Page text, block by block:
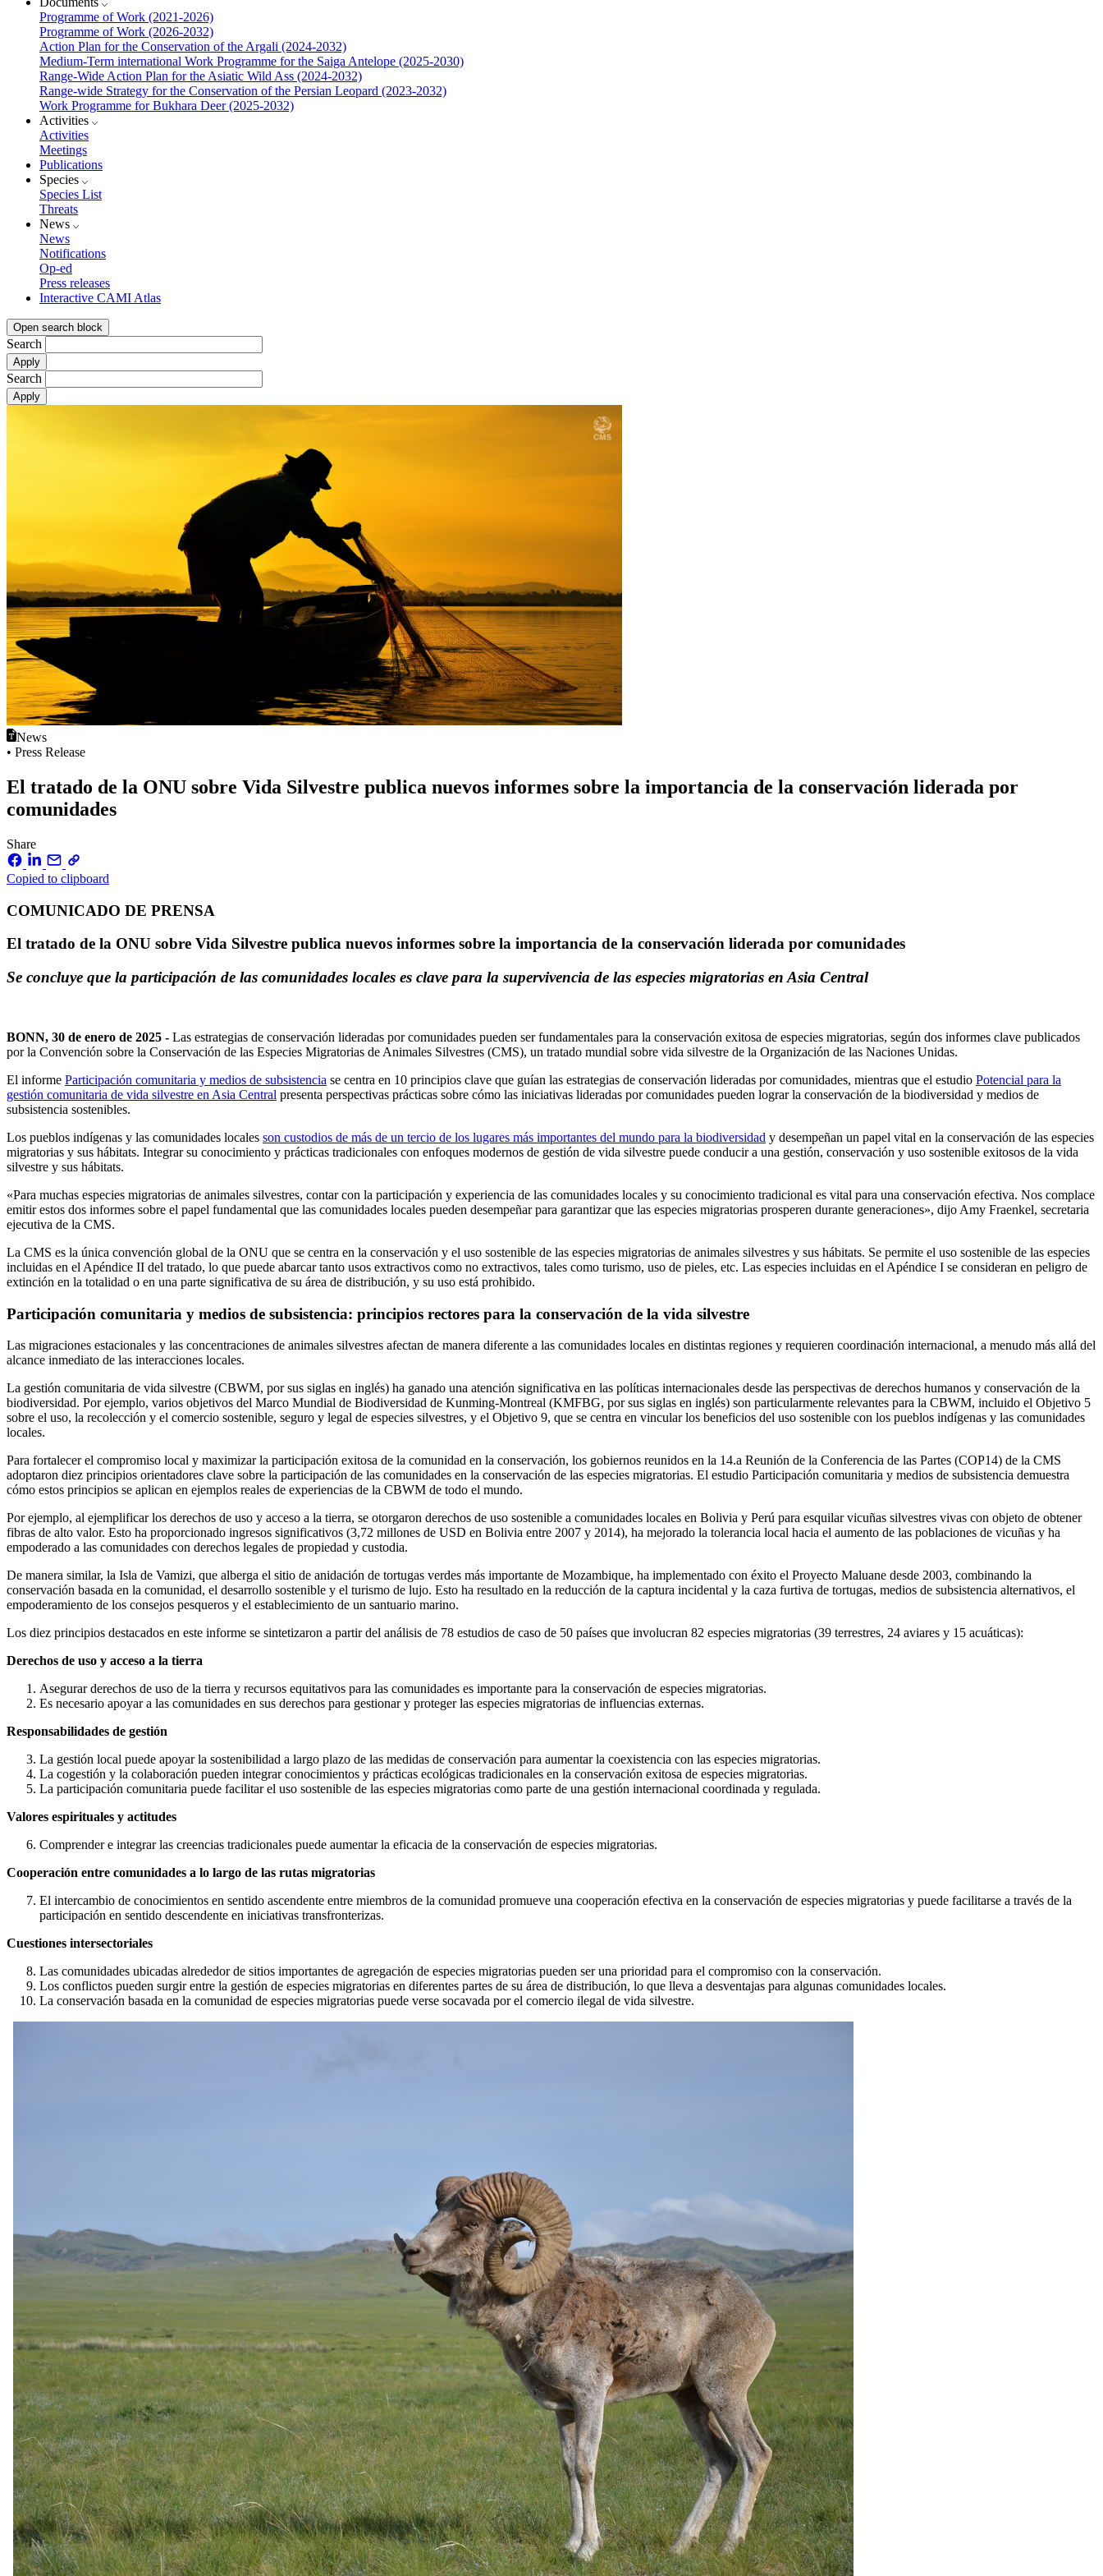
Programme of Work (2021-2026)
Programme of Work (2026-2032)
Action Plan for the Conservation of the Argali (2024-2032)
Medium-Term international Work Programme for the Saiga Antelope (2025-2030)
Range-Wide Action Plan for the Asiatic Wild Ass (2024-2032)
Range-wide Strategy for the Conservation of the Persian Leopard (2023-2032)
Work Programme for Bukhara Deer (2025-2032)
Activities
Activities
Meetings
Publications
Species
Species List
Threats
News
News
Notifications
Op-ed
Press releases
Interactive CAMI Atlas
Open search block
Search
Search
News
• Press Release
El tratado de la ONU sobre Vida Silvestre publica nuevos informes sobre la importancia de la conservación liderada por
comunidades
Share
Copied to clipboard
COMUNICADO DE PRENSA
El tratado de la ONU sobre Vida Silvestre publica nuevos informes sobre la importancia de la conservación liderada por comunidades
Se concluye que la participación de las comunidades locales es clave para la supervivencia de las especies migratorias en Asia Central
BONN, 30 de enero de 2025 - Las estrategias de conservación lideradas por comunidades pueden ser fundamentales para la conservación exitosa de especies migratorias, según dos informes clave publicados
por la Convención sobre la Conservación de las Especies Migratorias de Animales Silvestres (CMS), un tratado mundial sobre vida silvestre de la Organización de las Naciones Unidas.
El informe Participación comunitaria y medios de subsistencia se centra en 10 principios clave que guían las estrategias de conservación lideradas por comunidades, mientras que el estudio Potencial para la
gestión comunitaria de vida silvestre en Asia Central presenta perspectivas prácticas sobre cómo las iniciativas lideradas por comunidades pueden lograr la conservación de la biodiversidad y medios de
subsistencia sostenibles.
Los pueblos indígenas y las comunidades locales son custodios de más de un tercio de los lugares más importantes del mundo para la biodiversidad y desempeñan un papel vital en la conservación de las especies
migratorias y sus hábitats. Integrar su conocimiento y prácticas tradicionales con enfoques modernos de gestión de vida silvestre puede conducir a una gestión, conservación y uso sostenible exitosos de la vida
silvestre y sus hábitats.
«Para muchas especies migratorias de animales silvestres, contar con la participación y experiencia de las comunidades locales y su conocimiento tradicional es vital para una conservación efectiva. Nos complace
emitir estos dos informes sobre el papel fundamental que las comunidades locales pueden desempeñar para garantizar que las especies migratorias prosperen durante generaciones», dijo Amy Fraenkel, secretaria
ejecutiva de la CMS.
La CMS es la única convención global de la ONU que se centra en la conservación y el uso sostenible de las especies migratorias de animales silvestres y sus hábitats. Se permite el uso sostenible de las especies
incluidas en el Apéndice II del tratado, lo que puede abarcar tanto usos extractivos como no extractivos, tales como turismo, uso de pieles, etc. Las especies incluidas en el Apéndice I se consideran en peligro de
extinción en la totalidad o en una parte significativa de su área de distribución, y su uso está prohibido.
Participación comunitaria y medios de subsistencia: principios rectores para la conservación de la vida silvestre
Las migraciones estacionales y las concentraciones de animales silvestres afectan de manera diferente a las comunidades locales en distintas regiones y requieren coordinación internacional, a menudo más allá del
alcance inmediato de las interacciones locales.
La gestión comunitaria de vida silvestre (CBWM, por sus siglas en inglés) ha ganado una atención significativa en las políticas internacionales desde las perspectivas de derechos humanos y conservación de la
biodiversidad. Por ejemplo, varios objetivos del Marco Mundial de Biodiversidad de Kunming-Montreal (KMFBG, por sus siglas en inglés) son particularmente relevantes para la CBWM, incluido el Objetivo 5
sobre el uso, la recolección y el comercio sostenible, seguro y legal de especies silvestres, y el Objetivo 9, que se centra en vincular los beneficios del uso sostenible con los pueblos indígenas y las comunidades
locales.
Para fortalecer el compromiso local y maximizar la participación exitosa de la comunidad en la conservación, los gobiernos reunidos en la 14.a Reunión de la Conferencia de las Partes (COP14) de la CMS
adoptaron diez principios orientadores clave sobre la participación de las comunidades en la conservación de las especies migratorias. El estudio Participación comunitaria y medios de subsistencia demuestra
cómo estos principios se aplican en ejemplos reales de experiencias de la CBWM de todo el mundo.
Por ejemplo, al ejemplificar los derechos de uso y acceso a la tierra, se otorgaron derechos de uso sostenible a comunidades locales en Bolivia y Perú para esquilar vicuñas silvestres vivas con objeto de obtener
fibras de alto valor. Esto ha proporcionado ingresos significativos (3,72 millones de USD en Bolivia entre 2007 y 2014), ha mejorado la tolerancia local hacia el aumento de las poblaciones de vicuñas y ha
empoderado a las comunidades con derechos legales de propiedad y custodia.
De manera similar, la Isla de Vamizi, que alberga el sitio de anidación de tortugas verdes más importante de Mozambique, ha implementado con éxito el Proyecto Maluane desde 2003, combinando la
conservación basada en la comunidad, el desarrollo sostenible y el turismo de lujo. Esto ha resultado en la reducción de la captura incidental y la caza furtiva de tortugas, medios de subsistencia alternativos, el
empoderamiento de los consejos pesqueros y el establecimiento de un santuario marino.
Los diez principios destacados en este informe se sintetizaron a partir del análisis de 78 estudios de caso de 50 países que involucran 82 especies migratorias (39 terrestres, 24 aviares y 15 acuáticas):
Derechos de uso y acceso a la tierra
Asegurar derechos de uso de la tierra y recursos equitativos para las comunidades es importante para la conservación de especies migratorias.
Es necesario apoyar a las comunidades en sus derechos para gestionar y proteger las especies migratorias de influencias externas.
Responsabilidades de gestión
La gestión local puede apoyar la sostenibilidad a largo plazo de las medidas de conservación para aumentar la coexistencia con las especies migratorias.
La cogestión y la colaboración pueden integrar conocimientos y prácticas ecológicas tradicionales en la conservación exitosa de especies migratorias.
La participación comunitaria puede facilitar el uso sostenible de las especies migratorias como parte de una gestión internacional coordinada y regulada.
Valores espirituales y actitudes
Comprender e integrar las creencias tradicionales puede aumentar la eficacia de la conservación de especies migratorias.
Cooperación entre comunidades a lo largo de las rutas migratorias
El intercambio de conocimientos en sentido ascendente entre miembros de la comunidad promueve una cooperación efectiva en la conservación de especies migratorias y puede facilitarse a través de la
participación en sentido descendente en iniciativas transfronterizas.
Cuestiones intersectoriales
Las comunidades ubicadas alrededor de sitios importantes de agregación de especies migratorias pueden ser una prioridad para el compromiso con la conservación.
Los conflictos pueden surgir entre la gestión de especies migratorias en diferentes partes de su área de distribución, lo que lleva a desventajas para algunas comunidades locales.
La conservación basada en la comunidad de especies migratorias puede verse socavada por el comercio ilegal de vida silvestre.